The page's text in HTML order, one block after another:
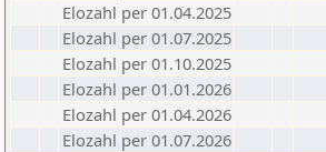
Elozahl per 01.04.2025
Elozahl per 01.07.2025
Elozahl per 01.10.2025
Elozahl per 01.01.2026
Elozahl per 01.04.2026
Elozahl per 01.07.2026